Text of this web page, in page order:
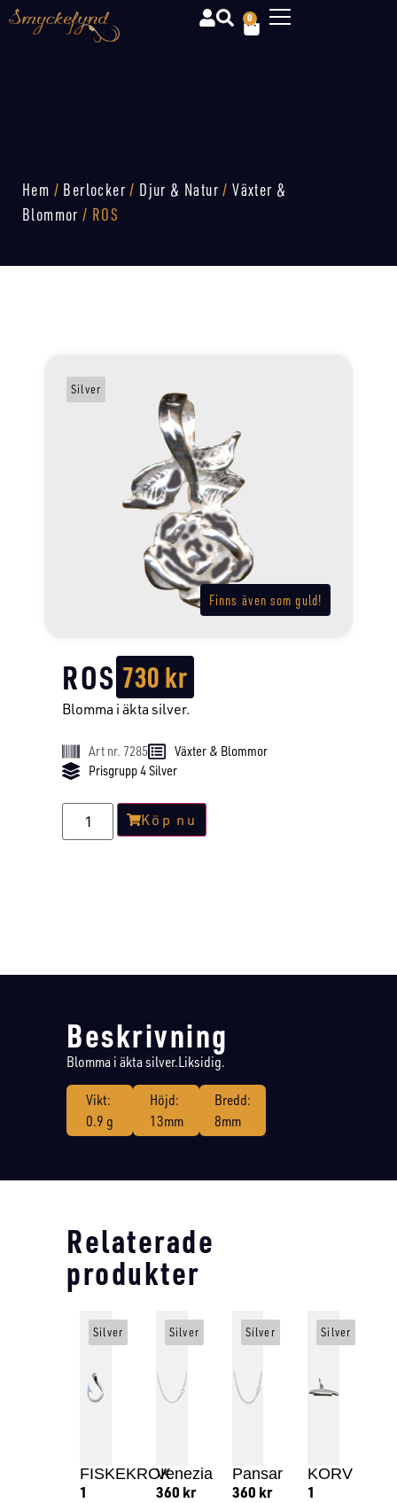
0
Hem / Berlocker / Djur & Natur /Växter &
Blommor / ROS
Finns även som guld!
Silver
ROS 730kr
Blomma i äkta silver.
Art nr. 7285
Växter & Blommor
Prisgrupp 4 Silver
Köp nu
Beskrivning
Blomma i äkta silver.Liksidig.
Vikt:
0.9 g
Höjd:
13mm
Bredd:
8mm
Relaterade
produkter
FISKEKROK
1
Silver
Venezia
360 kr
Silver
Pansar
360 kr
Silver
KORV
1
Silver